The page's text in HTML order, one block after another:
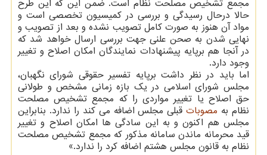
مجمع تشخیص مصلحت نظام است. ضمن این که این طرح
حالا درحال رسیدگی و بررسی در کمیسیون تخصصی است و
مواد آن هنوز به صورت کامل تصویب نشده و بعد از تصویب و
نهایی شدن به صحن علنی جهت بررسی ارسال خواهد شد که
در آنجا هم برپایه پیشنهادات نمایندگان امکان اصلاح و تغییر
وجود دارد.
اما باید در نظر داشت برپایه تفسیر حقوقی شورای نگهبان،
مجلس شورای اسلامی در یک بازه زمانی مشخص و طولانی
حق اصلاح یا تغییر مواردی را که مجمع تشخیص مصلحت
نظام به مصوباتقبلی مجلس اضافه می کند را ندارد. بنابراین
مجلس هم اکنون و به این سادگی ها امکان اصلاح و تغییر
قید محرمانه ماندن سامانه مذکور که مجمع تشخیص مصلحت
نظام به قانون مجلس هشتم اضافه کرد را ندارد.»